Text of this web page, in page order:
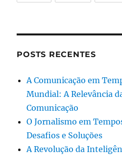
POSTS RECENTES
A Comunicação em
Mundial: A Relevância
Comunicação
O Jornalismo em
Desafios e Soluções
A Revolução da